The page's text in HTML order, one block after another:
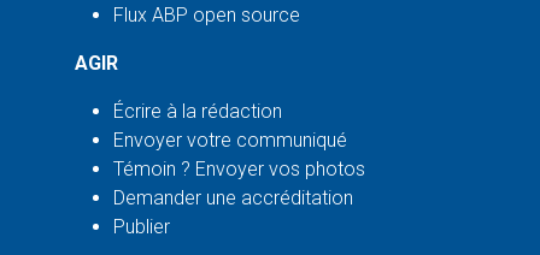
Flux ABP open source
AGIR
Écrire à la rédaction
Envoyer votre communiqué
Témoin ? Envoyer vos photos
Demander une accréditation
Publier